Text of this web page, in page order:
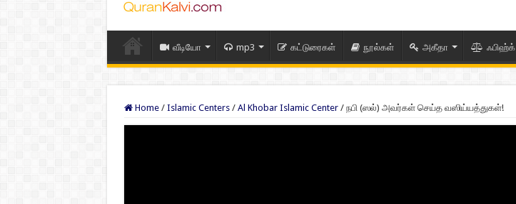
வீடியோ mp3 கட்டுரைகள் நூல்கள் அகீதா ஃபிஹ்க்
Home / Islamic Centers / Al Khobar Islamic Center / நபி (ஸல்) அவர்கள் செய்த வஸிய்யத்துகள்!